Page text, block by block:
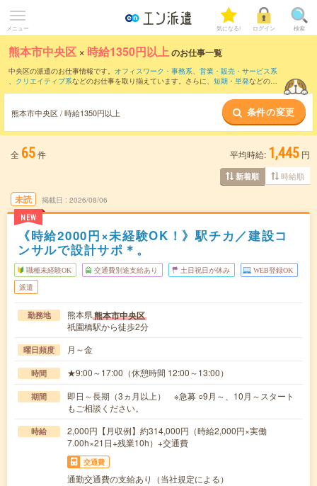
メニュー 気になる! ログイン 検索
熊本市中央区 × 時給1350円以上のお仕事一覧
中央区の派遣のお仕事情報です。 オフィスワーク・事務系、 営業・販売・サービス系
、 クリエイティブ系などのお仕事を取り揃えています。さらに、 短期 ・ 単発などの期
熊本市中央区 / 時給1350円以上 条件の変更
全 65件 平均時給: 1,445 円
新着順 時給順
未読
NEW
掲載日 2026/08/06
《時給2000円×未経験OK！》駅チカ／建設コ
ンサルで設計サポ＊。
職種未経験OK 交通費別途支給あり 土日祝日が休み WEB登録OK
派遣
勤務地 熊本県熊本市中央区
祇園橋駅から徒歩2分
曜日頻度 月～金
時間 ★9:00～17:00（休憩時間 12:00～13:00）
期間
即日～長期（3ヵ月以上） ※急募 ○9月～、10月～スタート
もご相談ください。
時給
2,000円【月収例】約314,000円（時給2,000円×実働
7.00h×21日+残業10h）+交通費
交通費
通勤交通費の支給あり（当社規定による）